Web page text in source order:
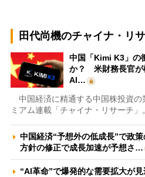
田代尚機のチャイナ・リ
中国「Kimi K3」の
か？ 米財務長官が
AI…
中国経済に精通する中国株投資の
ミアム連載「チャイナ・リサーチ
中国経済“予想外の低成長”で政
方針の修正で成長加速が予想さ…
“AI革命”で爆発的な需要拡大が